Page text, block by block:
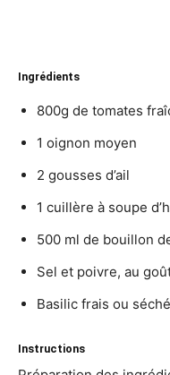
Ingrédients
800g de tomates
1 oignon moyen
2 gousses d’ail
1 cuillère à soupe
500 ml de bouillon
Sel et poivre, au
Basilic frais ou
Instructions